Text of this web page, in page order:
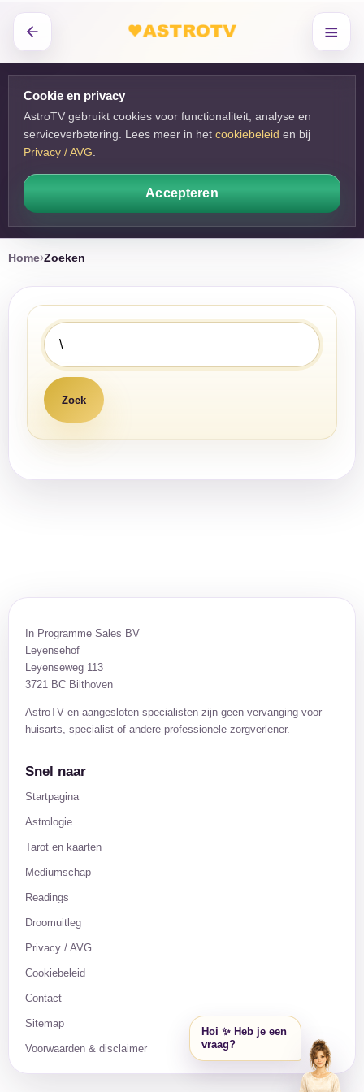
≡
Cookie en privacy
AstroTV gebruikt cookies voor functionaliteit, analyse en
serviceverbetering. Lees meer in het cookiebeleid en bij
Privacy / AVG
Accepteren
Home Zoeken
In Programme Sales BV
Leyensehof
Leyenseweg 113
3721 BC Bilthoven
AstroTV en aangesloten specialisten zijn geen vervanging voor
huisarts, specialist of andere professionele zorgverlener.
Snel naar
Startpagina
Astrologie
Tarot en kaarten
Mediumschap
Readings
Droomuitleg
Privacy / AVG
Cookiebeleid
Contact
Sitemap
Voorwaarden & disclaimer
Hoi ✨ Heb je een
vraag?